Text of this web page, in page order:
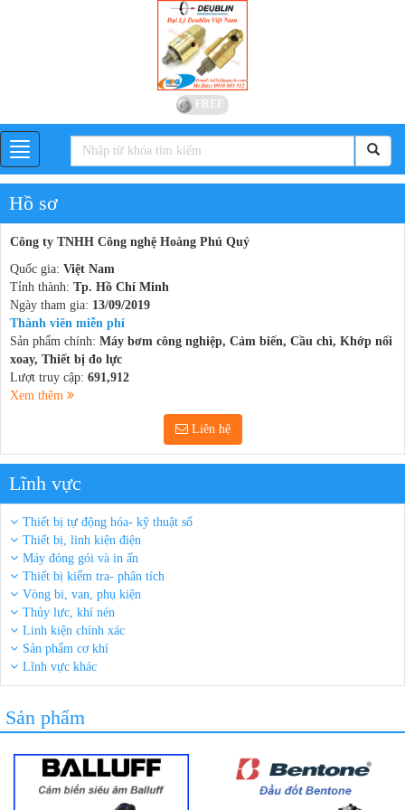
FREE
Hồ sơ
Công ty TNHH Công nghệ Hoàng Phú Quý
Quốc gia: Việt Nam
Tỉnh thành: Tp. Hồ Chí Minh
Ngày tham gia: 13/09/2019
Thành viên miễn phí
Sản phẩm chính: Máy bơm công nghiệp, Cảm biến, Cầu chì, Khớp nối
xoay, Thiết bị đo lực
Lượt truy cập: 691,912
Xem thêm
Liên hệ
Lĩnh vực
Thiết bị tự động hóa- kỹ thuật số
Thiết bị, linh kiện điện
Máy đóng gói và in ấn
Thiết bị kiểm tra- phân tích
Vòng bi, van, phụ kiện
Thủy lực, khí nén
Linh kiện chính xác
Sản phẩm cơ khí
Lĩnh vực khác
Sản phẩm